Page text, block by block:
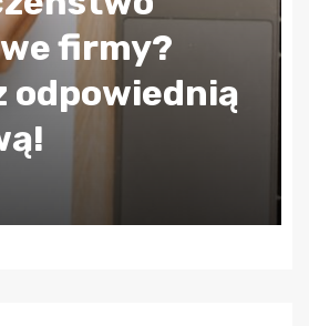
firmy?
odpowiednią